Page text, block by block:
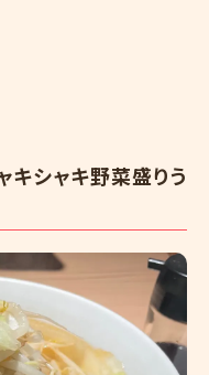
キシャキ野菜盛りう